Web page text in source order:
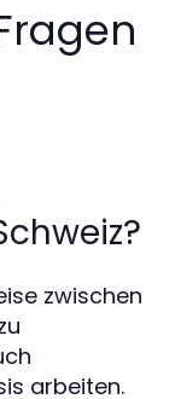
zwischen
arbeiten.